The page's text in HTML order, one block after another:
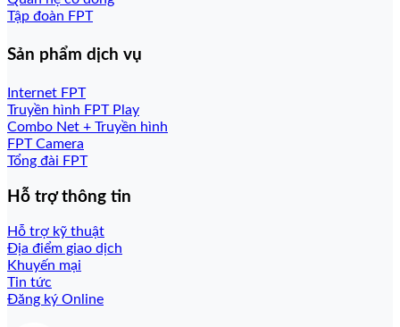
Tập đoàn FPT
Sản phẩm dịch vụ
Internet FPT
Truyền hình FPT Play
Combo Net + Truyền hình
FPT Camera
Tổng đài FPT
Hỗ trợ thông tin
Hỗ trợ kỹ thuật
Địa điểm giao dịch
Khuyến mại
Tin tức
Đăng ký Online